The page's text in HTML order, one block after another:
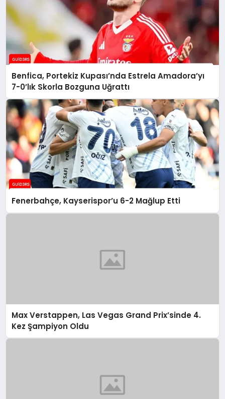
Benfica, Portekiz Kupası’nda Estrela Amadora’yı
7-0’lık Skorla Bozguna Uğrattı
Fenerbahçe, Kayserispor’u 6-2 Mağlup Etti
Max Verstappen, Las Vegas Grand Prix’sinde 4.
Kez Şampiyon Oldu